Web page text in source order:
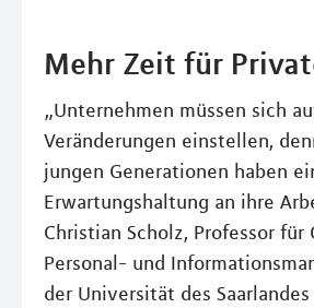
Mehr Zeit für
„Unternehmen müssen sich
Veränderungen einstellen,
jungen Generationen haben
Erwartungshaltung an ihre
Christian Scholz, Professor für
Personal- und
der Universität des